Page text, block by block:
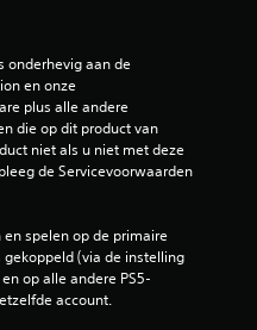
e
n
u
i
onderhevig aan de
en onze
plus alle andere
die op dit product van
niet als u niet met deze
de Servicevoorwaarden
spelen op de primaire
gekoppeld (via de instelling
op alle andere PS5-
account.